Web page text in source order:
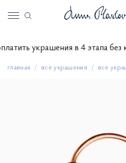
оплатить украшения в 4 этапа
главная все украшения все